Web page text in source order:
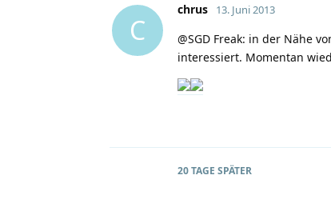
C
chrus 13. Juni 2013
@SGD Freak: in der Nähe
interessiert. Momentan
20 TAGE SPÄTER